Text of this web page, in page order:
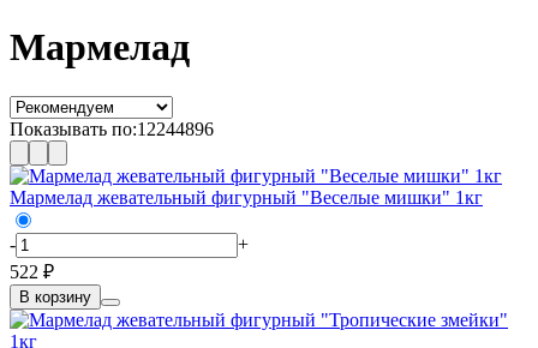
Мармелад
Показывать по:12244896
Мармелад жевательный фигурный "Веселые мишки" 1кг
-
+
522 ₽
В корзину